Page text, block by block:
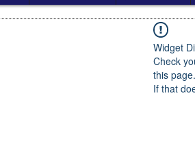
Widget
Check
this page.
If that